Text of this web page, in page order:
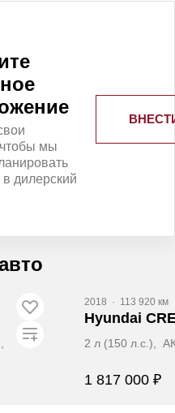
чтобы мы
дилерский
2018 · 113 920 км
Hyundai
2 л (150 л.с.),
1 817 000 ₽